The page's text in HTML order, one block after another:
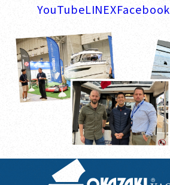
YouTubeLINEXFacebook